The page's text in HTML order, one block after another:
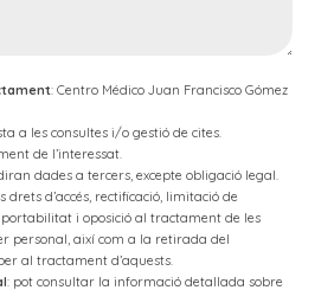
: Centro Médico Juan Francisco Gómez
a les consultes i/o gestió de cites.
de l’interessat.
dades a tercers, excepte obligació legal.
drets d’accés, rectificació, limitació de
i oposició al tractament de les
personal, així com a la retirada del
al tractament d’aquests.
: pot consultar la informació detallada sobre